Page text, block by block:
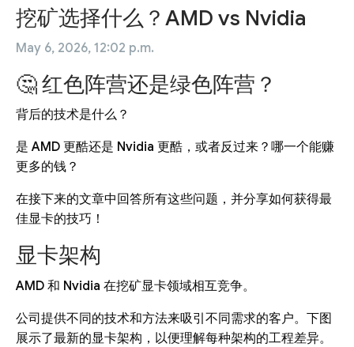
挖矿选择什么？AMD vs Nvidia
May 6, 2026, 12:02 p.m.
🤔 红色阵营还是绿色阵营？
背后的技术是什么？
是 AMD 更酷还是 Nvidia 更酷，或者反过来？哪一个能赚
更多的钱？
在接下来的文章中回答所有这些问题，并分享如何获得最
佳显卡的技巧！
显卡架构
AMD 和 Nvidia 在挖矿显卡领域相互竞争。
公司提供不同的技术和方法来吸引不同需求的客户。下图
展示了最新的显卡架构，以便理解每种架构的工程差异。